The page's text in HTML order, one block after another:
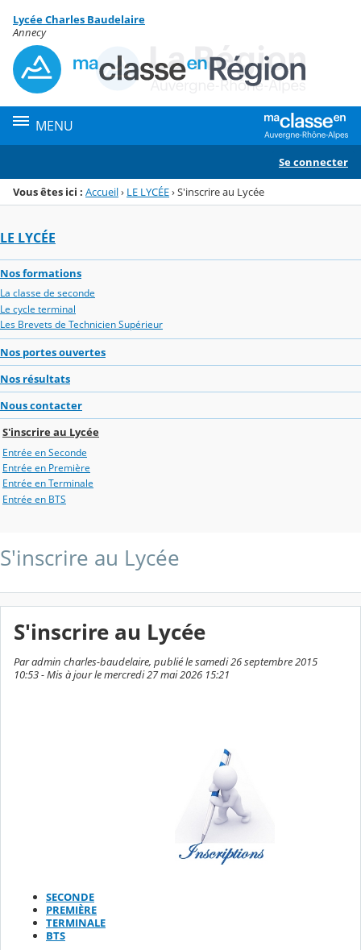
Menu de la rubrique
Contenu
Lycée Charles Baudelaire
Annecy
MENU
Se connecter
Vous êtes ici : Accueil› LE LYCÉE›S'inscrire au Lycée
LE LYCÉE
Nos formations
La classe de seconde
Le cycle terminal
Les Brevets de Technicien Supérieur
Nos portes ouvertes
Nos résultats
Nous contacter
S'inscrire au Lycée
Entrée en Seconde
Entrée en Première
Entrée en Terminale
Entrée en BTS
S'inscrire au Lycée
S'inscrire au Lycée
Par admin charles-baudelaire, publié le samedi 26 septembre 2015
10:53 - Mis à jour le mercredi 27 mai 2026 15:21
SECONDE
PREMIÈRE
TERMINALE
BTS